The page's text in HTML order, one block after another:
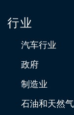
行业
汽车行业
政府
制造业
石油和天然气